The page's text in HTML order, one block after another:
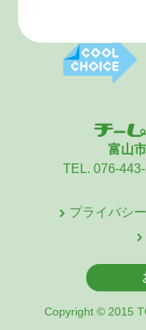
富山
TEL. 076-
プライバシ
Copyright © 2015